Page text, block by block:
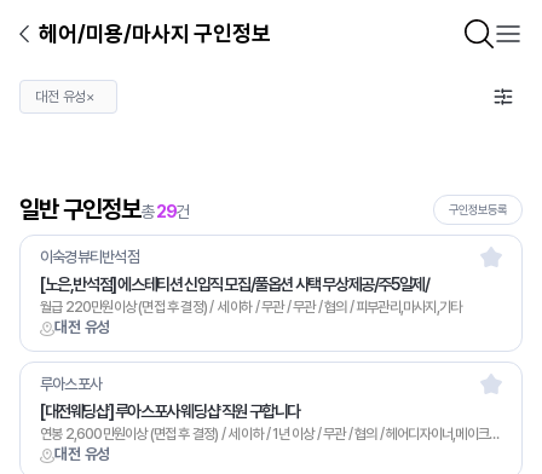
헤어/미용/마사지 구인정보
대전 유성×
일반 구인정보총29건 구인정보등록
대전 유성
이숙경뷰티반석점
[노은,반석점] 에스테티션 신입직 모집/풀옵션 사택 무상제공/주5일제/
월급 220만원이상 (면접 후 결정) / 세 이하 / 무관 / 무관 / 협의 / 피부관리,마사지,기타
대전 유성
루아스포사
[대전웨딩샵] 루아스포사 웨딩샵 직원 구합니다
연봉 2,600만원이상 (면접 후 결정) / 세 이하 / 1년 이상 / 무관 / 협의 / 헤어디자이너,메이크업,기타